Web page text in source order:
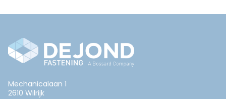
Mechanicalaan 1
2610 Wilrijk